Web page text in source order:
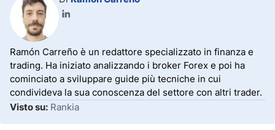
Ramón Carreño è un redattore specializzato in finanza e
trading. Ha iniziato analizzando i broker Forex e poi ha
cominciato a sviluppare guide più tecniche in cui
condivideva la sua conoscenza del settore con altri trader.
Visto su: Rankia